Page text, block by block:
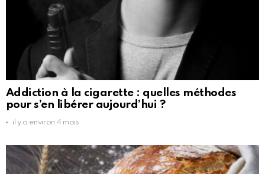
Addiction à la cigarette : quelles méthodes
pour s’en libérer aujourd’hui ?
il y a environ 4 mois